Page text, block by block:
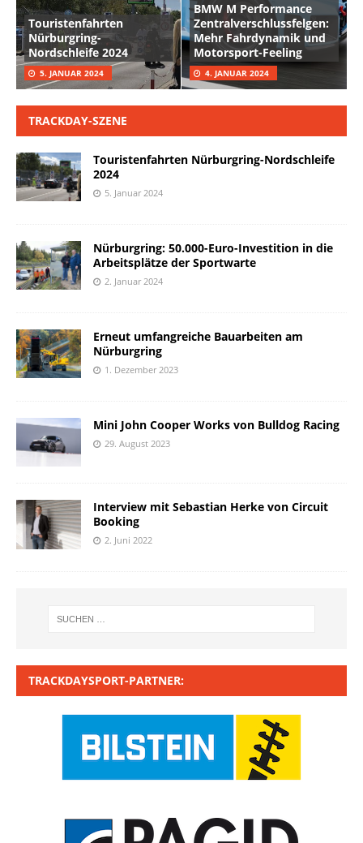
Touristenfahrten
Nürburgring-
Nordschleife 2024
5. JANUAR 2024
BMW M Performance
Zentralverschlussfelgen:
Mehr Fahrdynamik und
Motorsport-Feeling
4. JANUAR 2024
TRACKDAY-SZENE
Touristenfahrten Nürburgring-Nordschleife
2024
5. Januar 2024
Nürburgring: 50.000-Euro-Investition in die
Arbeitsplätze der Sportwarte
2. Januar 2024
Erneut umfangreiche Bauarbeiten am
Nürburgring
1. Dezember 2023
Mini John Cooper Works von Bulldog Racing
29. August 2023
Interview mit Sebastian Herke von Circuit
Booking
2. Juni 2022
TRACKDAYSPORT-PARTNER: